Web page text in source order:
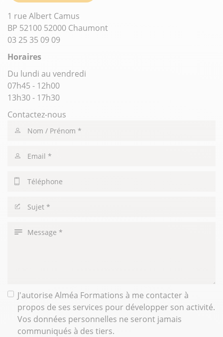
1 rue Albert Camus
BP 52100 52000 Chaumont
03 25 35 09 09
Horaires
Du lundi au vendredi
07h45 - 12h00
13h30 - 17h30
Contactez-nous
Nom
Email
Téléphone
Sujet
Message
J'autorise Alméa Formations à me contacter à
propos de ses services pour développer son activité.
Vos données personnelles ne seront jamais
communiqués à des tiers.